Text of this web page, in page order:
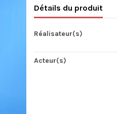
Détails du produit
Réalisateur(s)
Acteur(s)